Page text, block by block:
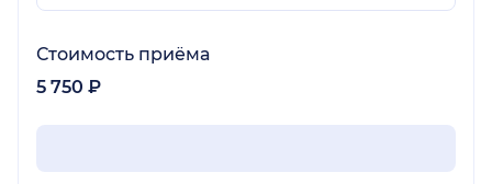
Стоимость приёма
5 750 ₽